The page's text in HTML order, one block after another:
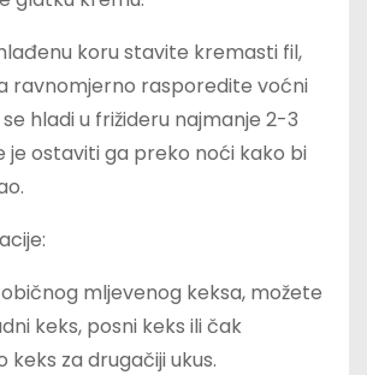
koru stavite kremasti fil,
ravnomjerno rasporedite voćni
hladi u frižideru najmanje 2-3
je ostaviti ga preko noći kako bi
mljevenog keksa, možete
keks, posni keks ili čak
keks za drugačiji ukus.